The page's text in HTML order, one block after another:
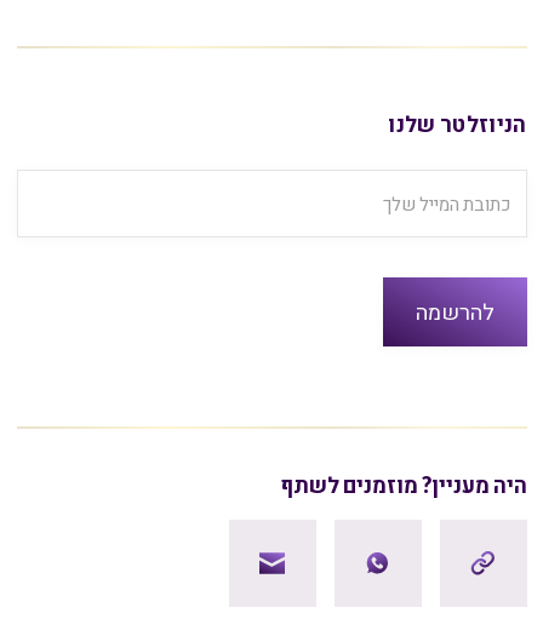
הניוזלטר שלנו
היה מעניין? מוזמנים לשתף